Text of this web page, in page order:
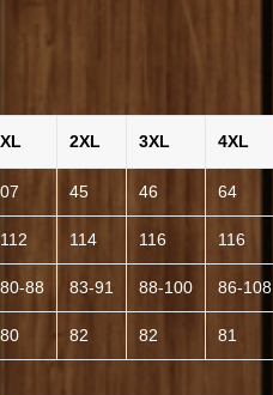
XL 2XL 3XL 4XL
07 45 46 64
112 114 116 116
80-88 83-91 88-100 86-108
80 82 82 81